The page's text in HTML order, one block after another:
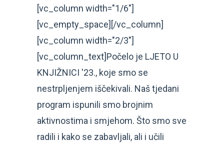
[vc_column width="1/6"]
[vc_empty_space][/vc_column]
[vc_column width="2/3"]
[vc_column_text]Počelo je LJETO U
KNJIŽNICI '23., koje smo se
nestrpljenjem iščekivali. Naš tjedani
program ispunili smo brojnim
aktivnostima i smjehom. Što smo sve
radili i kako se zabavljali, ali i učili